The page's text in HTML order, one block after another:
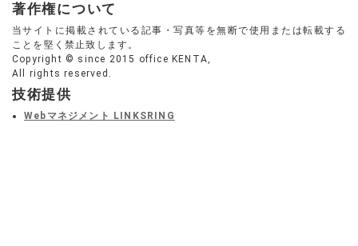
著作権について
当サイトに掲載されている記事・写真等を無断で使用または転載する
ことを堅く禁止致します。
Copyright © since 2015 office KENTA,
All rights reserved.
技術提供
Webマネジメント LINKSRING